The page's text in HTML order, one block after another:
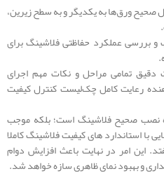
صحیح ورق‌ها به یکدیگر و به سطح زیرین،
بررسی عملکرد حفاظتی فلاشینگ برای
دقیق تمامی مراحل و نکات مهم اجرای
رعایت کامل چک‌لیست کنترل کیفیت
نصب صحیح فلاشینگ است؛ بلکه موجب
با استاندارد های کیفیت فلاشینگ کاملا
این امر در نهایت باعث افزایش دوام
و بهبود نمای ظاهری سازه خواهد شد.